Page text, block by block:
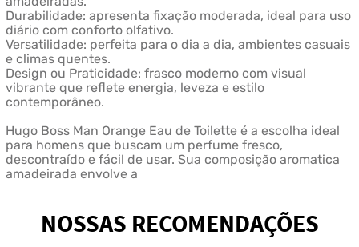
Durabilidade: apresenta fixação moderada, ideal para uso
diário com conforto olfativo.
Versatilidade: perfeita para o dia a dia, ambientes casuais
e climas quentes.
Design ou Praticidade: frasco moderno com visual
vibrante que reflete energia, leveza e estilo
contemporâneo.
Hugo Boss Man Orange Eau de Toilette é a escolha ideal
para homens que buscam um perfume fresco,
descontraído e fácil de usar. Sua composição aromatica
amadeirada envolve a
NOSSAS RECOMENDAÇÕES